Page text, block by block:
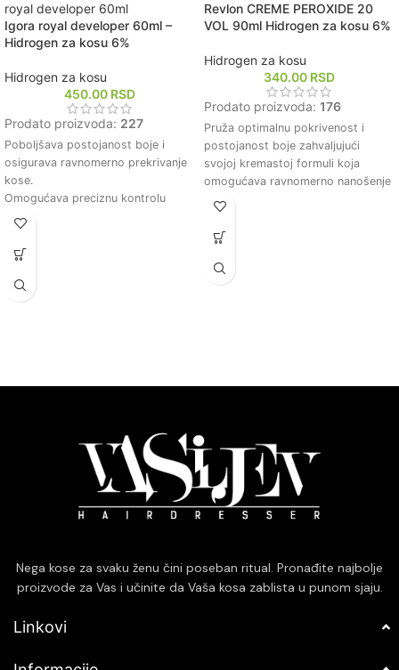
Igora royal developer 60ml –
Hidrogen za kosu 6%
Hidrogen za kosu
450.00 RSD
Prodato proizvoda: 227
Poboljšava postojanost boje i
osigurava ravnomerno prekrivanje
kose.
Omogućava preciznu kontrolu
procesa bojenja zahvaljujući svojoj
Formulisan je da minimizira
tretmana.
Revlon CREME PEROXIDE 20
VOL 90ml Hidrogen za kosu 6%
Hidrogen za kosu
340.00 RSD
Prodato proizvoda: 176
Pruža optimalnu pokrivenost i
postojanost boje zahvaljujući
svojoj kremastoj formuli koja
omogućava ravnomerno nanošenje
i duboko prodiranje u vlas.
procesa farbanja, jer sadrži
čuvaju prirodnu vlažnost kose.
90ml, što ga čini pogodnim za
kućnu upotrebu ili za profesionalne
frizere koji žele da isprobaju
proizvod pre nego što ga uključe u
svoju redovnu ponudu.
Nega kose za svaku ženu čini poseban ritual. Pronađite najbolje
proizvode za Vas i učinite da Vaša kosa zablista u punom sjaju.
Linkovi